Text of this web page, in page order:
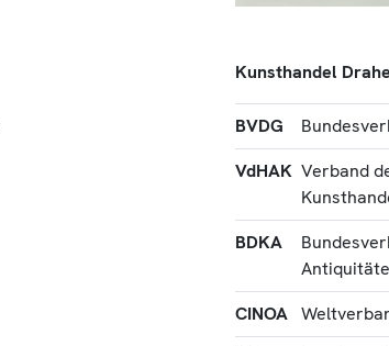
Kunsthandel
BVDG
VdHAK Verband
BDKA
CINOA